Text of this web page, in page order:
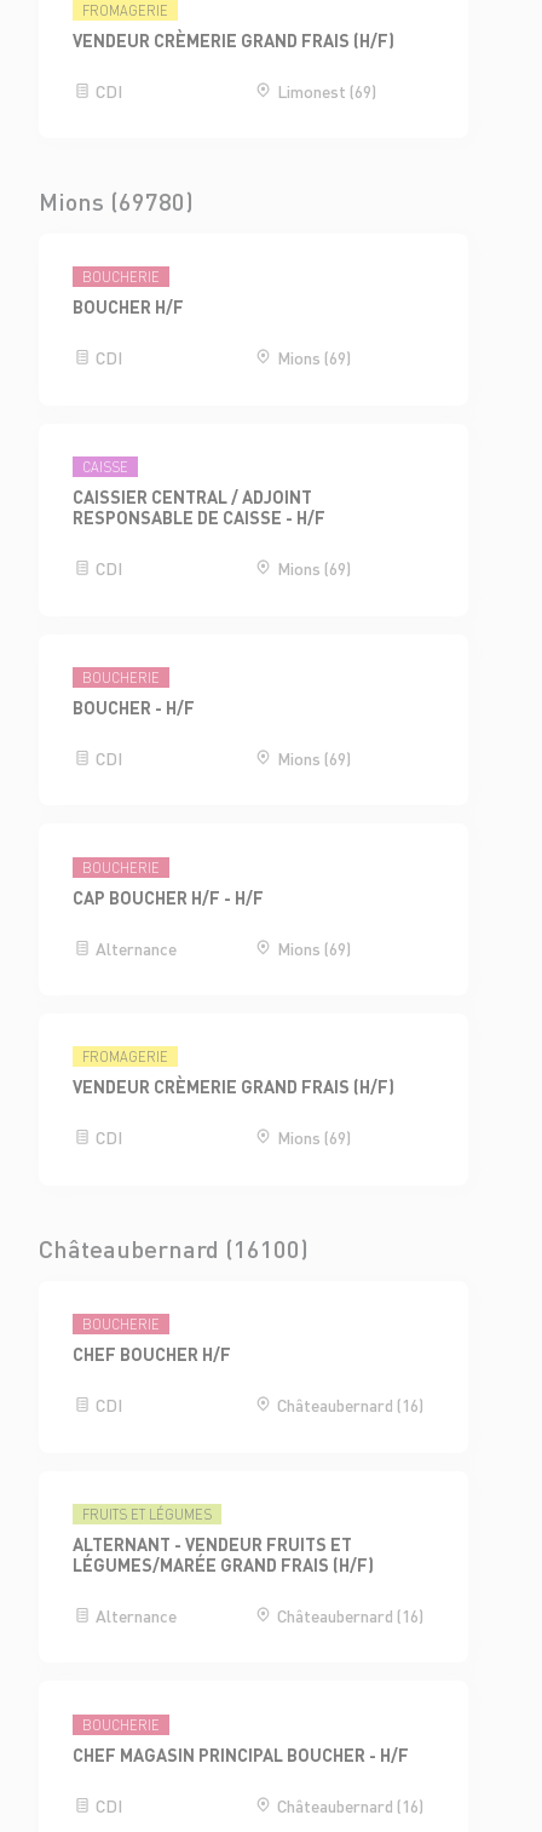
FROMAGERIE
VENDEUR CRÈMERIE GRAND FRAIS (H/F)
CDI Limonest (69)
Mions (69780)
BOUCHERIE
BOUCHER H/F
CDI Mions (69)
CAISSE
CAISSIER CENTRAL / ADJOINT
RESPONSABLE DE CAISSE - H/F
CDI Mions (69)
BOUCHERIE
BOUCHER - H/F
CDI Mions (69)
BOUCHERIE
CAP BOUCHER H/F - H/F
Alternance Mions (69)
FROMAGERIE
VENDEUR CRÈMERIE GRAND FRAIS (H/F)
CDI Mions (69)
Châteaubernard (16100)
BOUCHERIE
CHEF BOUCHER H/F
CDI Châteaubernard (16)
FRUITS ET LÉGUMES
ALTERNANT - VENDEUR FRUITS ET
LÉGUMES/MARÉE GRAND FRAIS (H/F)
Alternance Châteaubernard (16)
BOUCHERIE
CHEF MAGASIN PRINCIPAL BOUCHER - H/F
CDI Châteaubernard (16)